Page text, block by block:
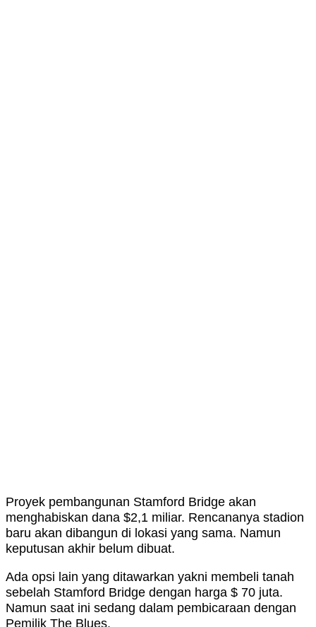
Proyek pembangunan Stamford Bridge akan
menghabiskan dana $2,1 miliar. Rencananya stadion
baru akan dibangun di lokasi yang sama. Namun
keputusan akhir belum dibuat.
Ada opsi lain yang ditawarkan yakni membeli tanah
sebelah Stamford Bridge dengan harga $ 70 juta.
Namun saat ini sedang dalam pembicaraan dengan
Pemilik The Blues.